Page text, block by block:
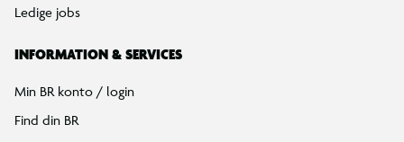
Ledige jobs
INFORMATION & SERVICES
Min BR konto / login
Find din BR